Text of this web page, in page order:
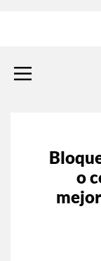
o